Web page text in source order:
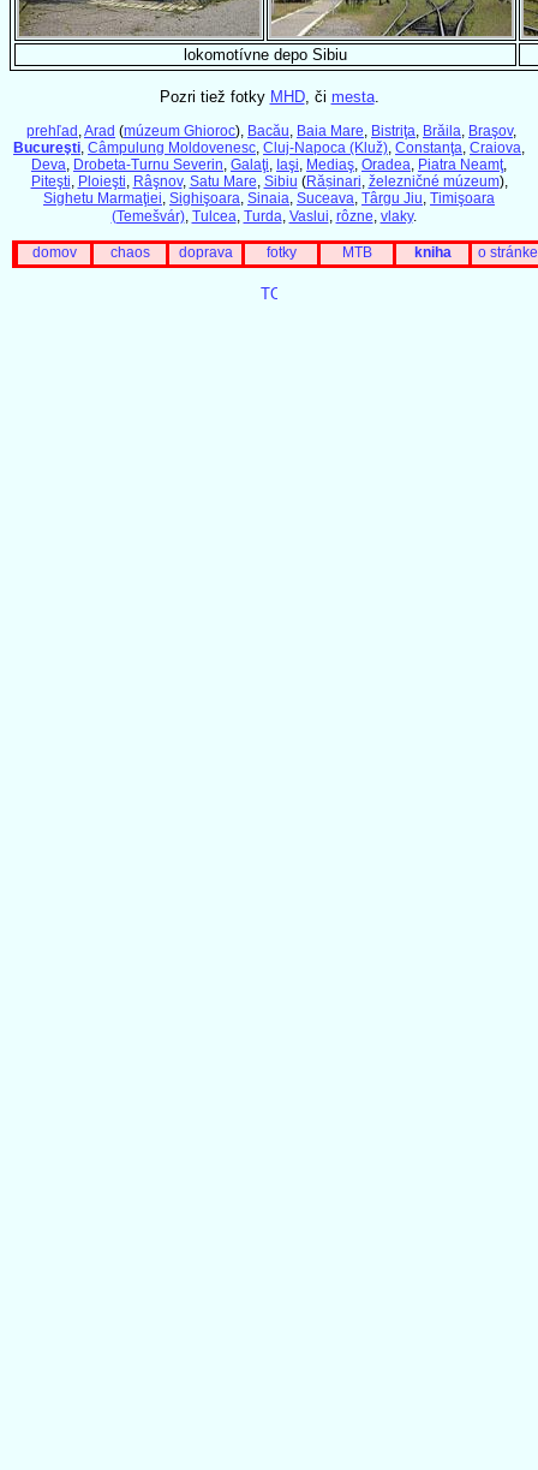
lokomotívne depo Sibiu
Pozri tiež fotky MHD, či mesta.
prehľad ,Arad (múzeum Ghioroc), Bacău, Baia Mare, Bistriţa, Brăila, Braşov,
Bucureşti, Câmpulung Moldovenesc, Cluj-Napoca (Kluž), Constanţa, Craiova,
Deva, Drobeta-Turnu Severin, Galaţi, Iaşi, Mediaş, Oradea, Piatra Neamţ,
Piteşti, Ploieşti, Râşnov, Satu Mare, Sibiu (Rășinari, železničné múzeum),
Sighetu Marmaţiei, Sighişoara, Sinaia, Suceava, Târgu Jiu, Timişoara
(Temešvár), Tulcea, Turda, Vaslui, rôzne, vlaky.
domov chaos doprava fotky MTB kniha o stránke